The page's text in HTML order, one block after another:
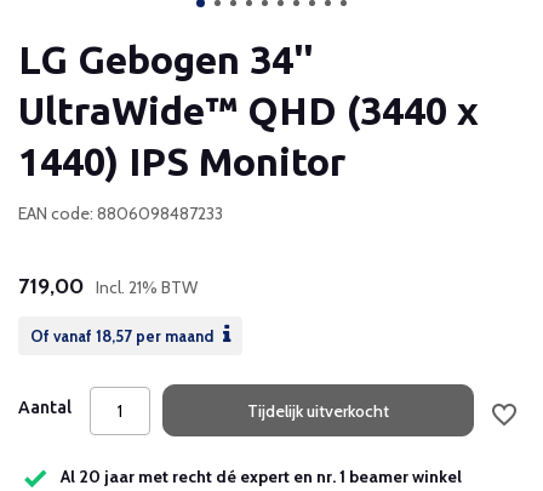
LG Gebogen 34''
UltraWide™ QHD (3440 x
1440) IPS Monitor
EAN code: 8806098487233
719,00 Incl. 21% BTW
Of vanaf 18,57 per maand
Aantal Tijdelijk uitverkocht
Al 20 jaar met recht dé expert en nr. 1 beamer winkel